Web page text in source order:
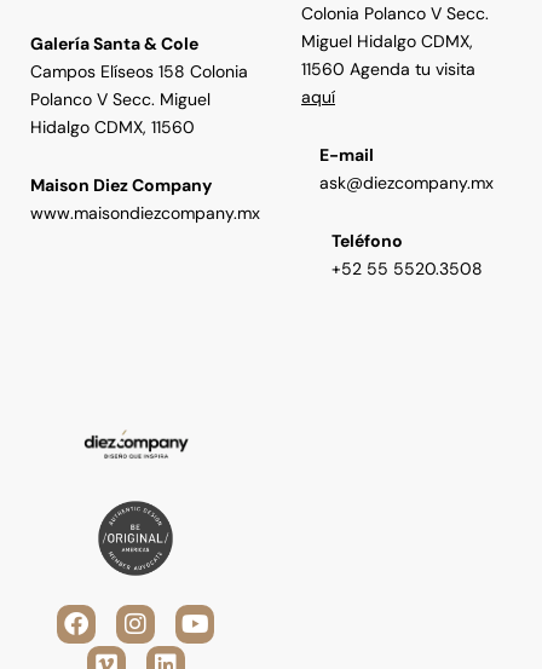
Galería Santa & Cole
Campos Elíseos 158 Colonia
Polanco V Secc. Miguel
Hidalgo CDMX, 11560
Maison Diez Company
www.maisondiezcompany.mx
Colonia Polanco V Secc.
Miguel Hidalgo CDMX,
11560 Agenda tu visita
aquí
E-mail
ask@diezcompany.mx
Teléfono
+52 55 5520.3508
F
a
I
n
Y
o
V
i
L
i